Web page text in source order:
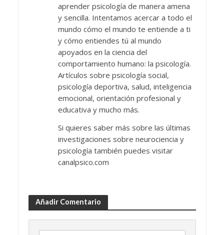
aprender psicología de manera amena
y sencilla. Intentamos acercar a todo el
mundo cómo el mundo te entiende a ti
y cómo entiendes tú al mundo
apoyados en la ciencia del
comportamiento humano: la psicología.
Artículos sobre psicología social,
psicología deportiva, salud, inteligencia
emocional, orientación profesional y
educativa y mucho más.
Si quieres saber más sobre las últimas
investigaciones sobre neurociencia y
psicología también puedes visitar
canalpsico.com
Añadir Comentario